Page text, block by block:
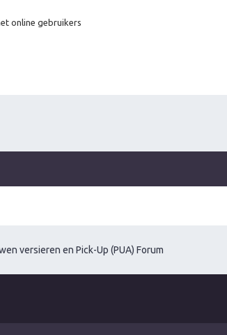
online gebruikers
versieren en Pick-Up (PUA) Forum